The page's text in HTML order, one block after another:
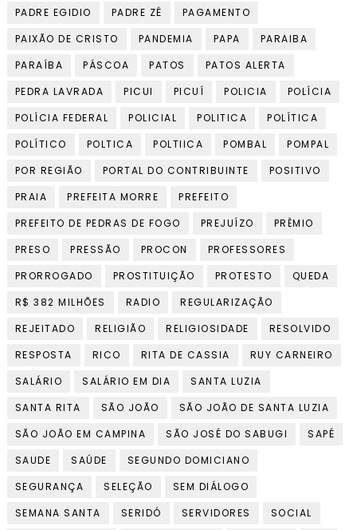
PADRE EGIDIO
PADRE ZÉ
PAGAMENTO
PAIXÃO DE CRISTO
PANDEMIA PAPA
PARAIBA
PARAÍBA
PÁSCOA PATOS
PATOS ALERTA
PEDRA LAVRADA
PICUI PICUÍ POLICIA
POLÍCIA
POLÍCIA FEDERAL
POLICIAL POLITICA
POLÍTICA
POLÍTICO
POLTICA POLTIICA POMBAL
POMPAL
POR REGIÃO
PORTAL DO CONTRIBUINTE
POSITIVO
PRAIA
PREFEITA MORRE
PREFEITO
PREFEITO DE PEDRAS DE FOGO
PREJUÍZO
PRÊMIO
PRESO
PRESSÃO PROCON
PROFESSORES
PRORROGADO
PROSTITUIÇÃO PROTESTO
QUEDA
R$ 382 MILHÕES
RADIO
REGULARIZAÇÃO
REJEITADO
RELIGIÃO RELIGIOSIDADE
RESOLVIDO
RESPOSTA
RICO RITA DE CASSIA
RUY CARNEIRO
SALÁRIO
SALÁRIO EM DIA
SANTA LUZIA
SANTA RITA
SÃO JOÃO
SÃO JOÃO DE SANTA LUZIA
SÃO JOÃO EM CAMPINA
SÃO JOSÉ DO SABUGI
SAPÉ
SAUDE
SAÚDE
SEGUNDO DOMICIANO
SEGURANÇA
SELEÇÃO
SEM DIÁLOGO
SEMANA SANTA
SERIDÓ SERVIDORES
SOCIAL